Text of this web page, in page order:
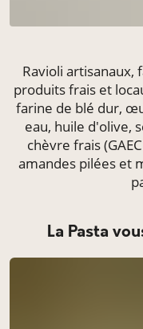
Ravioli artisanaux,
produits frais et
farine de blé dur,
eau, huile d'olive,
chèvre frais
amandes pilées et
La Pasta